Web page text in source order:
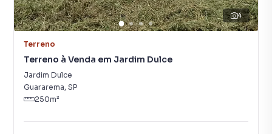
4
Terreno
Terreno à Venda em Jardim Dulce
Jardim Dulce
Guararema, SP
250m²